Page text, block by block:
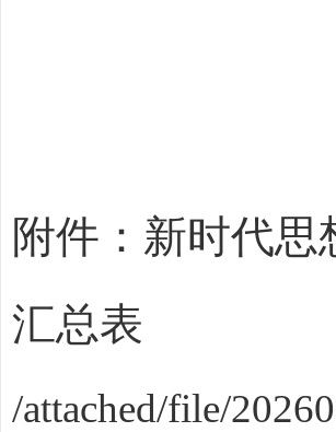
附件：新时代思
汇总表
/attached/file/